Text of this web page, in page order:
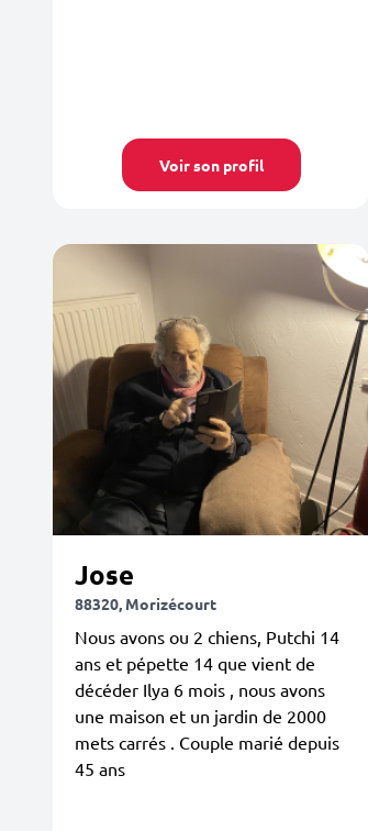
Voir son profil
Jose
88320, Morizécourt
Nous avons ou 2 chiens, Putchi 14
ans et pépette 14 que vient de
décéder Ilya 6 mois , nous avons
une maison et un jardin de 2000
mets carrés . Couple marié depuis
45 ans